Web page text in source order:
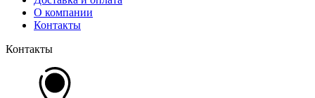
О компании
Контакты
Контакты